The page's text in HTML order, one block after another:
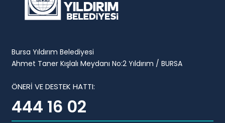
Bursa Yıldırım Belediyesi
Ahmet Taner Kışlalı Meydanı No:2 Yıldırım / BURSA
ÖNERİ VE DESTEK HATTI:
444 16 02